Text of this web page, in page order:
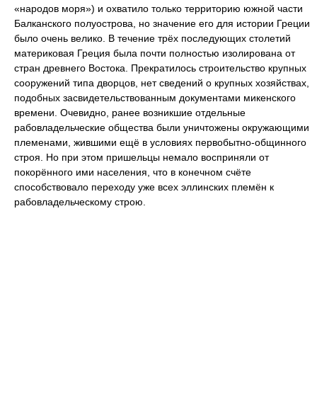
«народов моря») и охватило только территорию южной части
Балканского полуострова, но значение его для истории Греции
было очень велико. В течение трёх последующих столетий
материковая Греция была почти полностью изолирована от
стран древнего Востока. Прекратилось строительство крупных
сооружений типа дворцов, нет сведений о крупных хозяйствах,
подобных засвидетельствованным документами микенского
времени. Очевидно, ранее возникшие отдельные
рабовладельческие общества были уничтожены окружающими
племенами, жившими ещё в условиях первобытно-общинного
строя. Но при этом пришельцы немало восприняли от
покорённого ими населения, что в конечном счёте
способствовало переходу уже всех эллинских племён к
рабовладельческому строю.